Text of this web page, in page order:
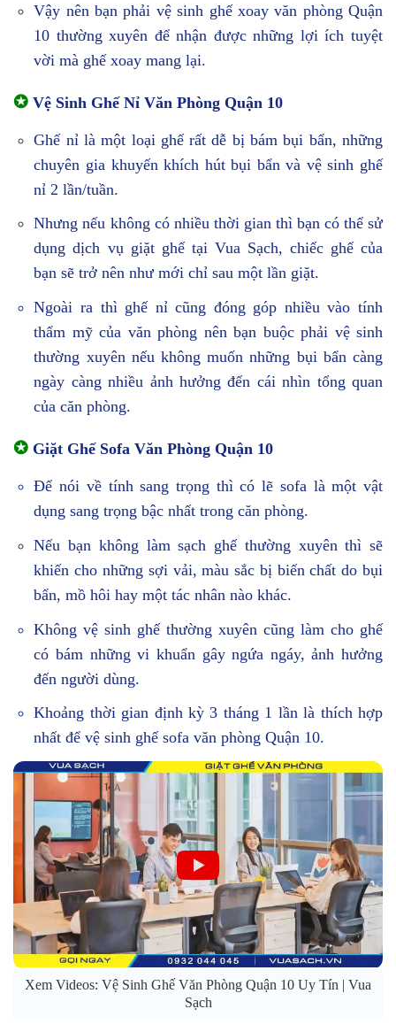
Vậy nên bạn phải vệ sinh ghế xoay văn phòng Quận
10 thường xuyên để nhận được những lợi ích tuyệt
vời mà ghế xoay mang lại.
✪ Vệ Sinh Ghế Nỉ Văn Phòng Quận 10
Ghế nỉ là một loại ghế rất dễ bị bám bụi bẩn, những
chuyên gia khuyến khích hút bụi bẩn và vệ sinh ghế
nỉ 2 lần/tuần.
Nhưng nếu không có nhiều thời gian thì bạn có thể sử
dụng dịch vụ giặt ghế tại Vua Sạch, chiếc ghế của
bạn sẽ trở nên như mới chỉ sau một lần giặt.
Ngoài ra thì ghế nỉ cũng đóng góp nhiều vào tính
thẩm mỹ của văn phòng nên bạn buộc phải vệ sinh
thường xuyên nếu không muốn những bụi bẩn càng
ngày càng nhiều ảnh hưởng đến cái nhìn tổng quan
của căn phòng.
✪ Giặt Ghế Sofa Văn Phòng Quận 10
Để nói về tính sang trọng thì có lẽ sofa là một vật
dụng sang trọng bậc nhất trong căn phòng.
Nếu bạn không làm sạch ghế thường xuyên thì sẽ
khiến cho những sợi vải, màu sắc bị biến chất do bụi
bẩn, mồ hôi hay một tác nhân nào khác.
Không vệ sinh ghế thường xuyên cũng làm cho ghế
có bám những vi khuẩn gây ngứa ngáy, ảnh hưởng
đến người dùng.
Khoảng thời gian định kỳ 3 tháng 1 lần là thích hợp
nhất để vệ sinh ghế sofa văn phòng Quận 10.
Xem Videos: Vệ Sinh Ghế Văn Phòng Quận 10 Uy Tín | Vua
Sạch